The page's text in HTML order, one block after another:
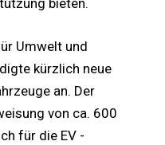
Umwelt und
kürzlich neue
an. Der
von ca. 600
für die EV -